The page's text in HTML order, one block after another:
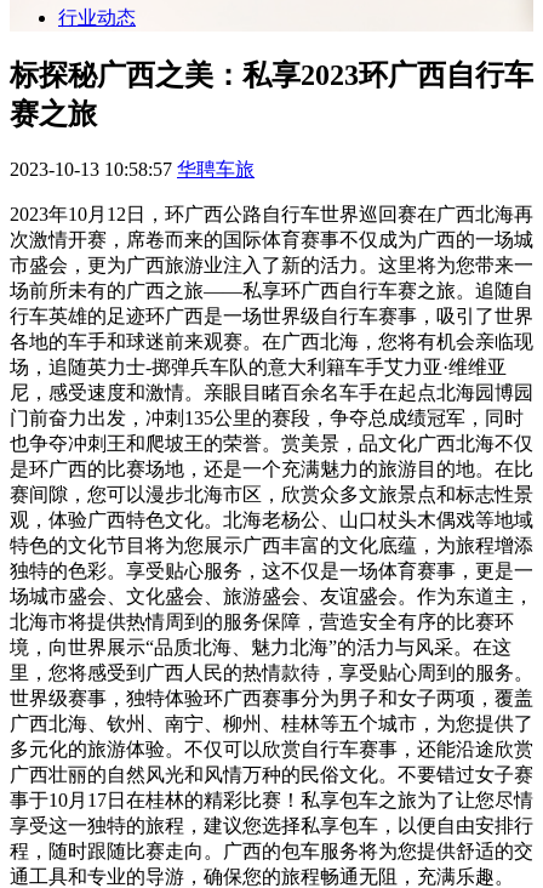
行业动态
标探秘广西之美：私享2023环广西自行车
赛之旅
2023-10-13 10:58:57 华聘车旅
2023年10月12日，环广西公路自行车世界巡回赛在广西北海再
次激情开赛，席卷而来的国际体育赛事不仅成为广西的一场城
市盛会，更为广西旅游业注入了新的活力。这里将为您带来一
场前所未有的广西之旅——私享环广西自行车赛之旅。追随自
行车英雄的足迹环广西是一场世界级自行车赛事，吸引了世界
各地的车手和球迷前来观赛。在广西北海，您将有机会亲临现
场，追随英力士-掷弹兵车队的意大利籍车手艾力亚·维维亚
尼，感受速度和激情。亲眼目睹百余名车手在起点北海园博园
门前奋力出发，冲刺135公里的赛段，争夺总成绩冠军，同时
也争夺冲刺王和爬坡王的荣誉。赏美景，品文化广西北海不仅
是环广西的比赛场地，还是一个充满魅力的旅游目的地。在比
赛间隙，您可以漫步北海市区，欣赏众多文旅景点和标志性景
观，体验广西特色文化。北海老杨公、山口杖头木偶戏等地域
特色的文化节目将为您展示广西丰富的文化底蕴，为旅程增添
独特的色彩。享受贴心服务，这不仅是一场体育赛事，更是一
场城市盛会、文化盛会、旅游盛会、友谊盛会。作为东道主，
北海市将提供热情周到的服务保障，营造安全有序的比赛环
境，向世界展示“品质北海、魅力北海”的活力与风采。在这
里，您将感受到广西人民的热情款待，享受贴心周到的服务。
世界级赛事，独特体验环广西赛事分为男子和女子两项，覆盖
广西北海、钦州、南宁、柳州、桂林等五个城市，为您提供了
多元化的旅游体验。不仅可以欣赏自行车赛事，还能沿途欣赏
广西壮丽的自然风光和风情万种的民俗文化。不要错过女子赛
事于10月17日在桂林的精彩比赛！私享包车之旅为了让您尽情
享受这一独特的旅程，建议您选择私享包车，以便自由安排行
程，随时跟随比赛走向。广西的包车服务将为您提供舒适的交
通工具和专业的导游，确保您的旅程畅通无阻，充满乐趣。